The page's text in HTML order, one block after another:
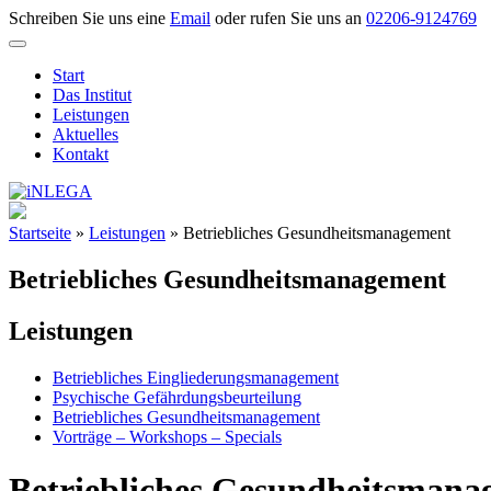
Skip
to
Schreiben Sie uns eine Email oder rufen Sie uns an 02206-9124769
Start
Das Institut
Leistungen
Aktuelles
Kontakt
Startseite » Leistungen » Betriebliches Gesundheitsmanagement
Betriebliches Gesundheitsmanagement
Leistungen
Betriebliches Eingliederungsmanagement
Psychische Gefährdungsbeurteilung
Betriebliches Gesundheitsmanagement
Vorträge – Workshops – Specials